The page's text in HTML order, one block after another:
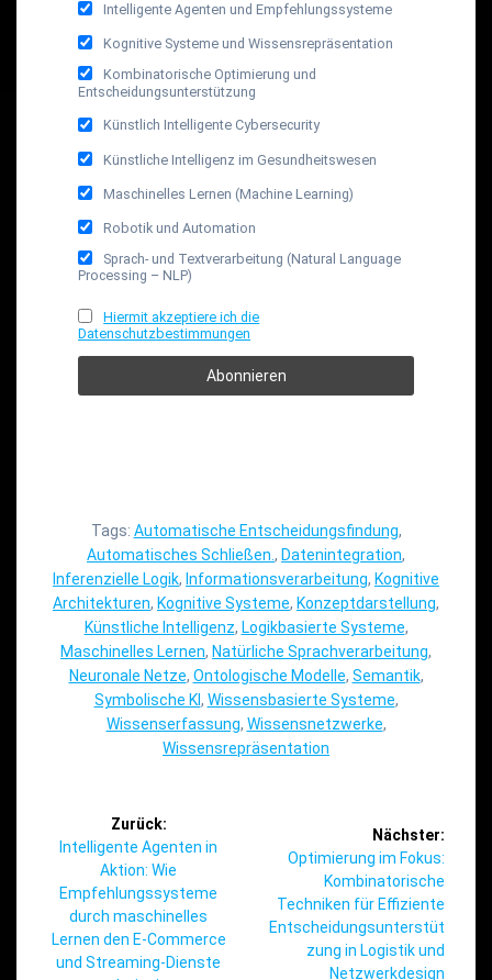
Intelligente Agenten und Empfehlungssysteme
Kognitive Systeme und Wissensrepräsentation
Kombinatorische Optimierung und
Entscheidungsunterstützung
Künstlich Intelligente Cybersecurity
Künstliche Intelligenz im Gesundheitswesen
Maschinelles Lernen (Machine Learning)
Robotik und Automation
Sprach- und Textverarbeitung (Natural Language
Processing – NLP)
Hiermit akzeptiere ich die
Datenschutzbestimmungen
Tags: Automatische Entscheidungsfindung,
Automatisches Schließen. , Datenintegration,
Inferenzielle Logik, Informationsverarbeitung, Kognitive
Architekturen, Kognitive Systeme, Konzeptdarstellung,
Künstliche Intelligenz, Logikbasierte Systeme,
Maschinelles Lernen, Natürliche Sprachverarbeitung,
Neuronale Netze, Ontologische Modelle, Semantik,
Symbolische KI, Wissensbasierte Systeme,
Wissenserfassung, Wissensnetzwerke,
Wissensrepräsentation
Beitragsnavigation
Zurück:
Vorheriger
Beitrag:
Intelligente Agenten in
Aktion: Wie
Empfehlungssysteme
durch maschinelles
Lernen den E-Commerce
und Streaming-Dienste
Nächster:
Nächster
Beitrag:
Optimierung im Fokus:
Kombinatorische
Techniken für Effiziente
Entscheidungsunterstüt
zung in Logistik und
Netzwerkdesign